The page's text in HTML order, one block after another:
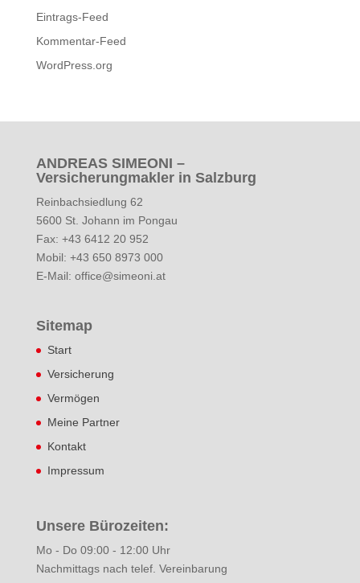
Eintrags-Feed
Kommentar-Feed
WordPress.org
ANDREAS SIMEONI –
Versicherungmakler in Salzburg
Reinbachsiedlung 62
5600 St. Johann im Pongau
Fax: +43 6412 20 952
Mobil: +43 650 8973 000
E-Mail: office@simeoni.at
Sitemap
Start
Versicherung
Vermögen
Meine Partner
Kontakt
Impressum
Unsere Bürozeiten:
Mo - Do 09:00 - 12:00 Uhr
Nachmittags nach telef. Vereinbarung